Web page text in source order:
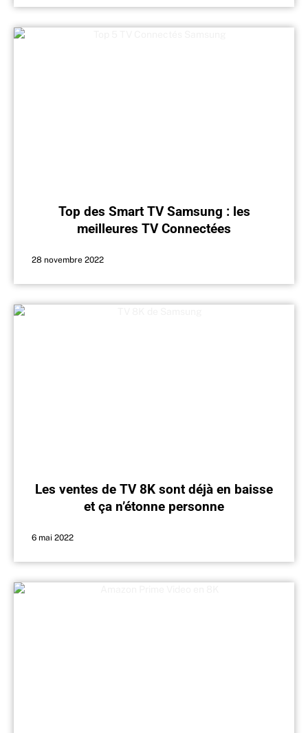
Top des Smart TV Samsung : les
meilleures TV Connectées
28 novembre 2022
Les ventes de TV 8K sont déjà en baisse
et ça n’étonne personne
6 mai 2022